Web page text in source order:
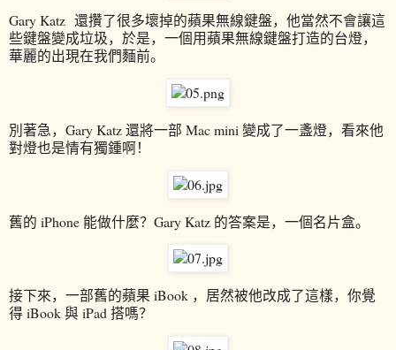
Gary Katz 還攢了很多壞掉的蘋果無線鍵盤，他當然不會讓這
些鍵盤變成垃圾，於是，一個用蘋果無線鍵盤打造的台燈，
華麗的出現在我們麵前。
別著急，Gary Katz 還將一部 Mac mini 變成了一盞燈，看來他
對燈也是情有獨鍾啊！
舊的 iPhone 能做什麼？Gary Katz 的答案是，一個名片盒。
接下來，一部舊的蘋果 iBook ，居然被他改成了這樣，你覺
得 iBook 與 iPad 搭嗎？